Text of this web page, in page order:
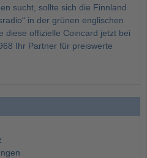
sucht, sollte sich die Finnland
in der grünen englischen
diese offizielle Coincard jetzt bei
Ihr Partner für preiswerte